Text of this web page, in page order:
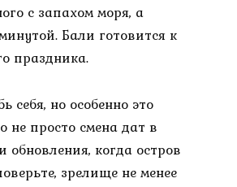
с запахом моря, а
Бали готовится к
праздника.
себя, но особенно это
не просто смена дат в
когда остров
зрелище не менее